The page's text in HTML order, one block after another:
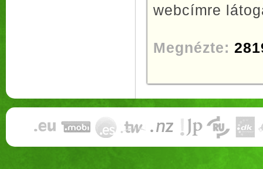
webcímre
Megnézte: